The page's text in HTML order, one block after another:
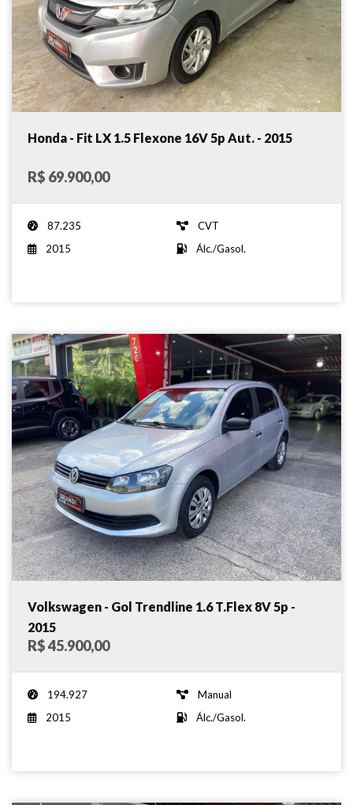
Honda - Fit LX 1.5 Flexone 16V 5p Aut. - 2015
R$ 69.900,00
87.235
CVT
2015
Álc./Gasol.
Volkswagen - Gol Trendline 1.6 T.Flex 8V 5p -
2015
R$ 45.900,00
194.927
Manual
2015
Álc./Gasol.